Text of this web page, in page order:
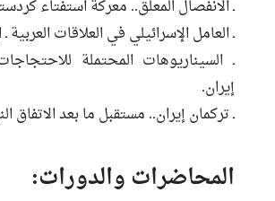
ـ الانفصال المعلق.. معركة استفتاء
ـ العامل الإسرائيلي في العلاقات العربية ـ
ـ السيناريوهات المحتملة
إيران.
ـ تركمان إيران.. مستقبل ما بعد الاتفاق
المحاضرات والدورات: